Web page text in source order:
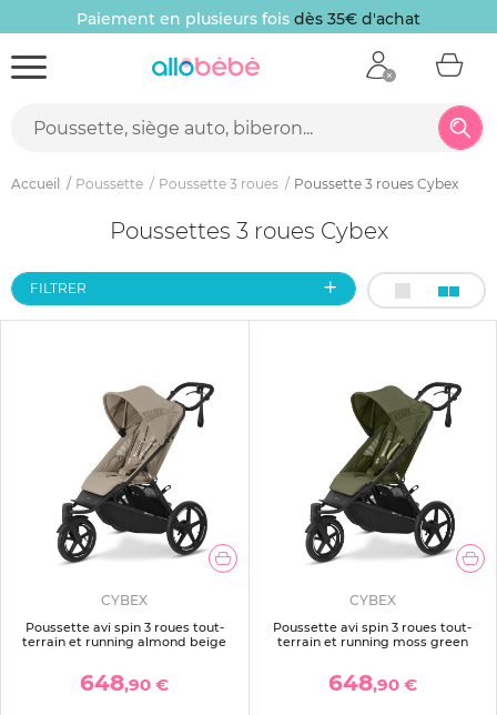
Paiement en plusieurs fois dès 35€ d'achat
Accueil Poussette Poussette 3 roues Poussette 3 roues Cybex
Poussettes 3 roues Cybex
FILTRER
CYBEX
Poussette avi spin 3 roues tout-
terrain et running almond beige
648,90 €
CYBEX
Poussette avi spin 3 roues tout-
terrain et running moss green
648,90 €